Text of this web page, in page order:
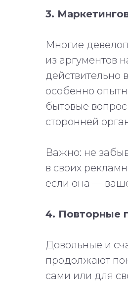
3.
Многие
из аргументов
действительно
особенно
бытовые
сторонней
Важно: не
в своих
если она —
4. Повторные
Довольные и
продолжают
сами или для